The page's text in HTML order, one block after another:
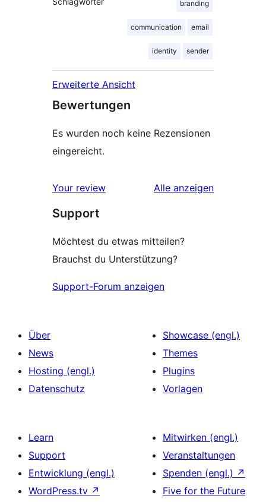
branding
communication email
identity sender
Erweiterte Ansicht
Bewertungen
Es wurden noch keine Rezensionen
eingereicht.
Your review Alle Rezensionen
anzeigen
Support
Möchtest du etwas mitteilen?
Brauchst du Unterstützung?
Support-Forum anzeigen
Über
News
Hosting (engl.)
Datenschutz
Showcase (engl.)
Themes
Plugins
Vorlagen
Learn
Support
Entwicklung (engl.)
WordPress.tv ↗
Mitwirken (engl.)
Veranstaltungen
Spenden (engl.) ↗
Five for the Future